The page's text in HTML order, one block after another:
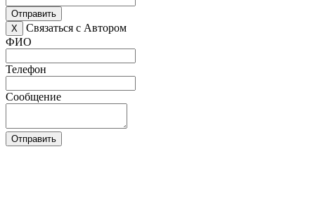
Отправить
X
Связаться с Автором
ФИО
Телефон
Сообщение
Отправить